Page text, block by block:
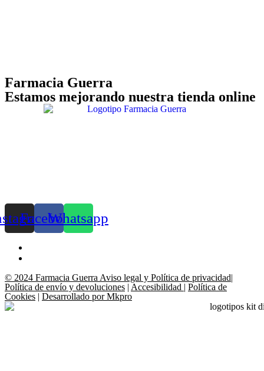
Farmacia Guerra
Estamos mejorando nuestra tienda online
FacebookWhatsapp
© 2024 Farmacia Guerra Aviso legal y Política de privacidad|
Política de envío y devoluciones | Accesibilidad | Política de
Cookies | Desarrollado por Mkpro